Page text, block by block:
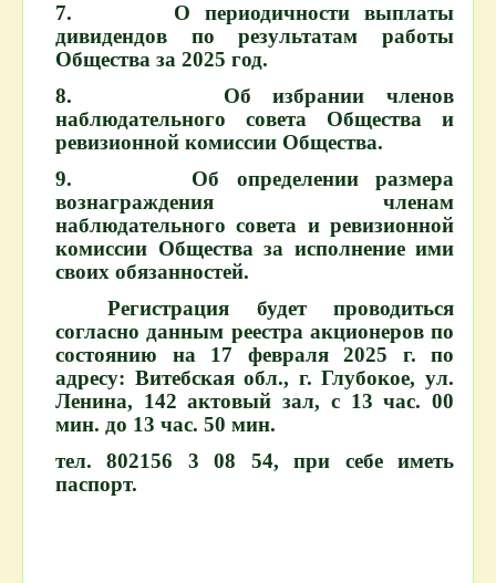
7. О периодичности выплаты
дивидендов по результатам работы
Общества за 2025 год.
8. Об избрании членов
наблюдательного совета Общества и
ревизионной комиссии Общества.
9. Об определении размера
вознаграждения членам
наблюдательного совета и ревизионной
комиссии Общества за исполнение ими
своих обязанностей.
Регистрация будет проводиться
согласно данным реестра акционеров по
состоянию на 17 февраля 2025 г. по
адресу: Витебская обл., г. Глубокое, ул.
Ленина, 142 актовый зал, с 13 час. 00
мин. до 13 час. 50 мин.
тел. 802156 3 08 54, при себе иметь
паспорт.